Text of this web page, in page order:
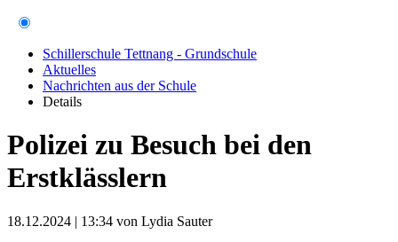
Schillerschule Tettnang - Grundschule
Aktuelles
Nachrichten aus der Schule
Details
Polizei zu Besuch bei den
Erstklässlern
18.12.2024 | 13:34 von Lydia Sauter